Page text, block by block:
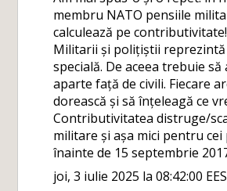
membru NATO pensiile
calculează pe
Militarii și polițiștii
specială. De aceea trebuie să
aparte față de civili. Fiecare
dorească și să înțeleagă ce
Contributivitatea distruge/
militare și așa mici pentru
înainte de 15 septembrie
joi, 3 iulie 2025 la 08:42:00